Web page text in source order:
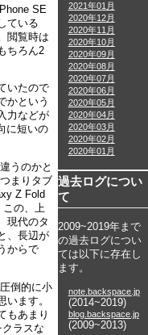
SE
ている
閲覧時は
ちろん2
いたので
かという
力などが
に短いの
うのかと
まりタブ
Z Fold
この、上
現代のタ
、長辺が
からで
倒的に小
います。
もあまり
ラスな
2021年01月
2020年12月
2020年11月
2020年10月
2020年09月
2020年08月
2020年07月
2020年06月
2020年05月
2020年04月
2020年03月
2020年02月
2020年01月
過去ログについ
て
2009~2019年まで
の過去ログについ
ては以下に存在し
ます。
note.backspace.jp
(2014~2019)
blog.backspace.jp
(2009~2013)